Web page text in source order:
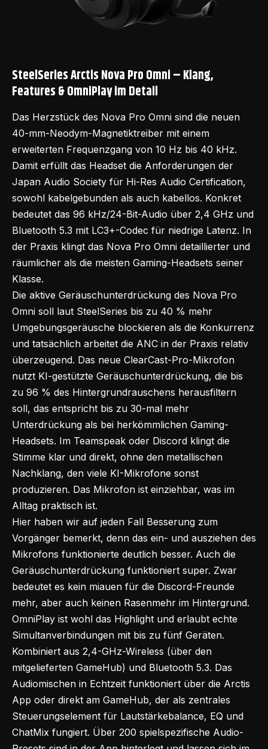
SteelSeries Arctis Nova Pro Omni – Klang,
Features & OmniPlay im Detail
Das Herzstück des Nova Pro Omni sind die neuen
40-mm-Neodym-Magnetiktreiber mit einem
erweiterten Frequenzgang von 10 Hz bis 40 kHz.
Damit erfüllt das Headset die Anforderungen der
Japan Audio Society für Hi-Res Audio Certification,
sowohl kabelgebunden als auch kabellos. Konkret
bedeutet das 96 kHz/24-Bit-Audio über 2,4 GHz und
Bluetooth 5.3 mit LC3+-Codec für niedrige Latenz. In
der Praxis klingt das Nova Pro Omni detaillierter und
räumlicher als die meisten Gaming-Headsets seiner
Klasse.
Die aktive Geräuschunterdrückung des Nova Pro
Omni soll laut SteelSeries bis zu 40 % mehr
Umgebungsgeräusche blockieren als die Konkurrenz
und tatsächlich arbeitet die ANC in der Praxis relativ
überzeugend. Das neue ClearCast-Pro-Mikrofon
nutzt KI-gestützte Geräuschunterdrückung, die bis
zu 96 % des Hintergrundrauschens herausfiltern
soll, das entspricht bis zu 30-mal mehr
Unterdrückung als bei herkömmlichen Gaming-
Headsets. Im Teamspeak oder Discord klingt die
Stimme klar und direkt, ohne den metallischen
Nachklang, den viele KI-Mikrofone sonst
produzieren. Das Mikrofon ist einziehbar, was im
Alltag praktisch ist.
Hier haben wir auf jeden Fall Besserung zum
Vorgänger bemerkt, denn das ein- und ausziehen des
Mikrofons funktionierte deutlich besser. Auch die
Geräuschunterdrückung funktioniert super. Zwar
bedeutet es kein miauen für die Discord-Freunde
mehr, aber auch keinen Rasenmehr im Hintergrund.
OmniPlay ist wohl das Highlight und erlaubt echte
Simultanverbindungen mit bis zu fünf Geräten.
Kombiniert aus 2,4-GHz-Wireless (über den
mitgelieferten GameHub) und Bluetooth 5.3. Das
Audiomischen in Echtzeit funktioniert über die Arctis
App oder direkt am GameHub, der als zentrales
Steuerungselement für Lautstärkebalance, EQ und
ChatMix fungiert. Über 200 spielspezifische Audio-